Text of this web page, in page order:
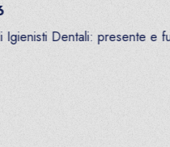
presente e futuro Un